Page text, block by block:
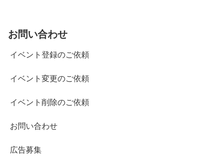
お問い合わせ
イベント登録のご依頼
イベント変更のご依頼
イベント削除のご依頼
お問い合わせ
広告募集